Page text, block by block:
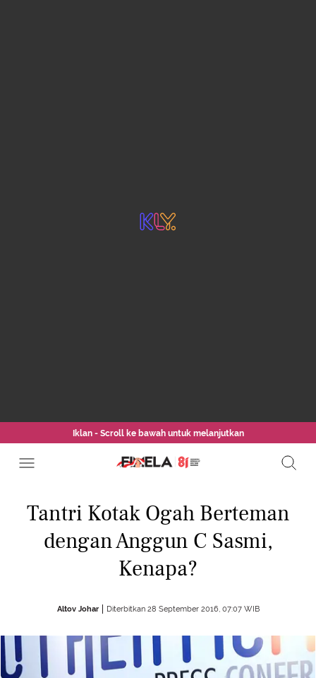
Iklan - Scroll ke bawah untuk melanjutkan
Tantri Kotak Ogah Berteman
dengan Anggun C Sasmi,
Kenapa?
Altov Johar Diterbitkan 28 September 2016, 07:07 WIB